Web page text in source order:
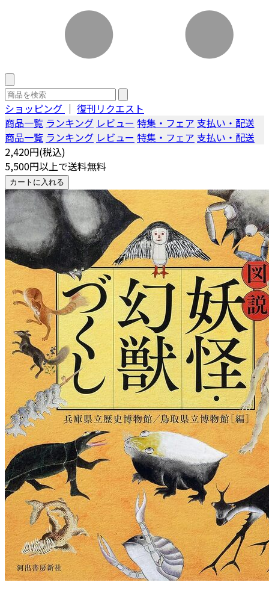
ショッピング ｜ 復刊リクエスト
商品一覧 ランキング レビュー 特集・フェア 支払い・配送
商品一覧 ランキング レビュー 特集・フェア 支払い・配送
2,420円(税込)
5,500円以上で送料無料
カートに入れる